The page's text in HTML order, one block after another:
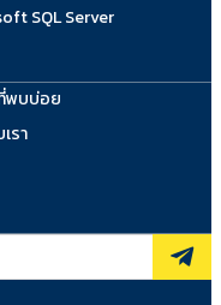
SQL Server
พบบ่อย
รา